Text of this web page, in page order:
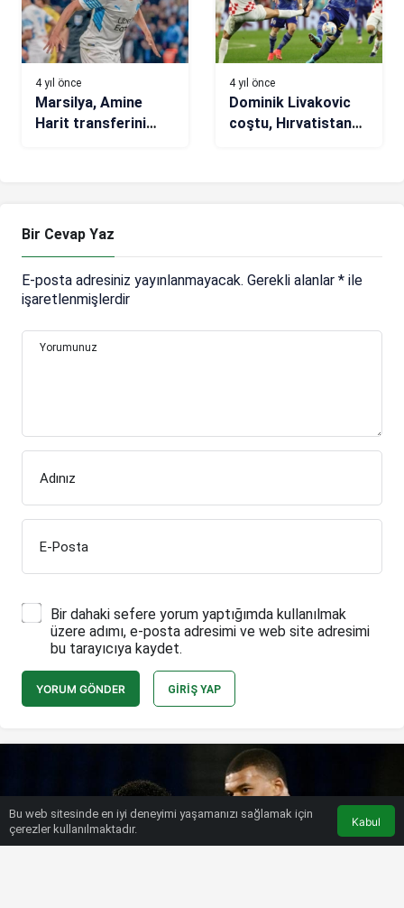
4 yıl önce
Marsilya, Amine
Harit transferini
4 yıl önce
Dominik Livakovic
coştu, Hırvatistan
Bir Cevap Yaz
E-posta adresiniz yayınlanmayacak. Gerekli alanlar * ile
işaretlenmişlerdir
Yorumunuz
Adınız
E-Posta
Bir dahaki sefere yorum yaptığımda kullanılmak
üzere adımı, e-posta adresimi ve web site adresimi
bu tarayıcıya kaydet.
YORUM GÖNDER GIRIŞ YAP
Bu web sitesinde en iyi deneyimi yaşamanızı sağlamak için
çerezler kullanılmaktadır.
Kabul